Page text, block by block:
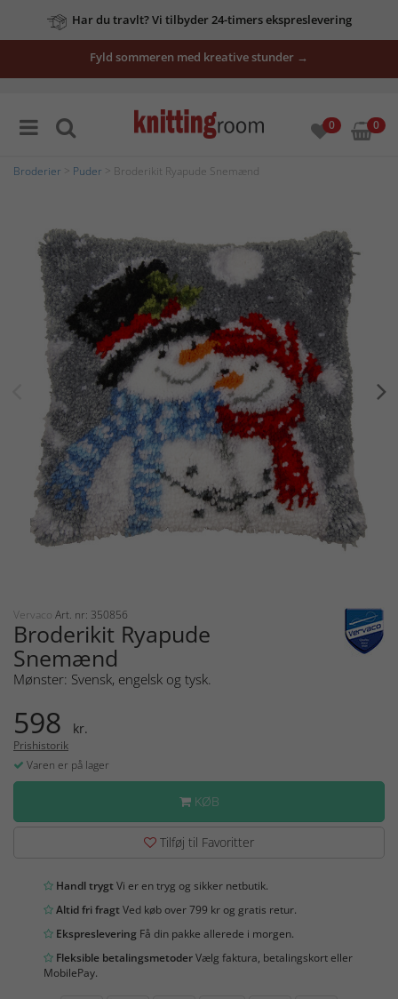
Har du travlt? Vi tilbyder 24-timers ekspreslevering
Fyld sommeren med kreative stunder →
0 0
Broderier Puder > Broderikit Ryapude Snemænd
Vervaco Art. nr: 350856
Broderikit Ryapude
Snemænd
Mønster: Svensk, engelsk og tysk.
598 kr.
Prishistorik
Varen er på lager
KØB
Tilføj til Favoritter
Handl trygtVi er en tryg og sikker netbutik.
Altid fri fragtVed køb over 799 kr og gratis retur.
Ekspreslevering Få din pakke allerede i morgen.
Fleksible betalingsmetoderVælg faktura, betalingskort eller
MobilePay.